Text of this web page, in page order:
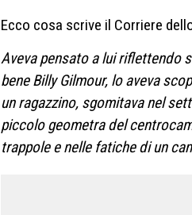
Ecco cosa scrive il Corriere
Aveva pensato a lui riflettendo
bene Billy Gilmour, lo aveva
un ragazzino, sgomitava nel
piccolo geometra del
trappole e nelle fatiche di un